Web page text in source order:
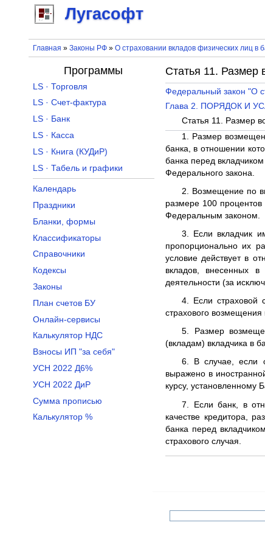
Лугасофт
Главная » Законы РФ» О страховании вкладов физических лиц в
Статья 11.
Федеральный закон "О
Глава 2. ПОРЯДОК И
Статья 11. Размер
1. Размер
банка, в отношении
банка перед
Федерального закона.
2. Возмещение по
размере 100
Федеральным законом.
3. Если вкладчик
пропорционально их
условие действует в
вкладов, внесенных в
деятельности (за
4. Если страховой
страхового возмещения
5. Размер
(вкладам) вкладчика в
6. В случае, если
выражено в
курсу, установленному
7. Если банк, в
качестве кредитора,
банка перед
страхового случая.
Программы
LS · Торговля
LS · Счет-фактура
LS · Банк
LS · Касса
LS · Книга (КУДиР)
LS · Табель и графики
Календарь
Праздники
Бланки, формы
Классификаторы
Справочники
Кодексы
Законы
План счетов БУ
Онлайн-сервисы
Калькулятор НДС
Взносы ИП "за себя"
УСН 2022 Д6%
УСН 2022 ДиР
Сумма прописью
Калькулятор %